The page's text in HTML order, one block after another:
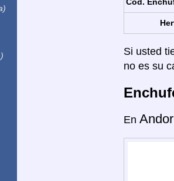
Si usted
no es su
En